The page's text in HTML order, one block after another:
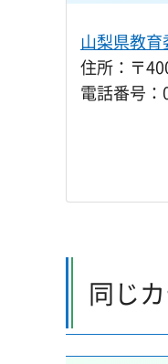
山梨県教
住所：〒
電話番号
同じ